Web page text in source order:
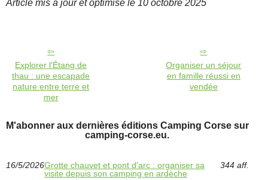
Article mis à jour et optimisé le 10 octobre 2025
Explorer l'Étang de
thau : une escapade
nature entre terre et
mer
Organiser un séjour
en famille réussi en
vendée
M'abonner aux dernières éditions Camping Corse sur
camping-corse.eu.
16/5/2026Grotte chauvet et pont d'arc : organiser sa
visite depuis son camping en ardèche
344 aff.